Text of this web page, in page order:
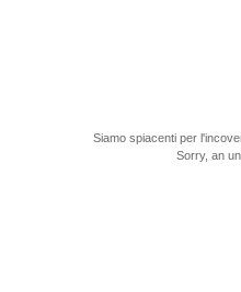
Siamo spiacenti per
Sorry, an